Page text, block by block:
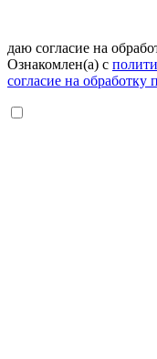
даю согласие на
Ознакомлен(а) с
согласие на